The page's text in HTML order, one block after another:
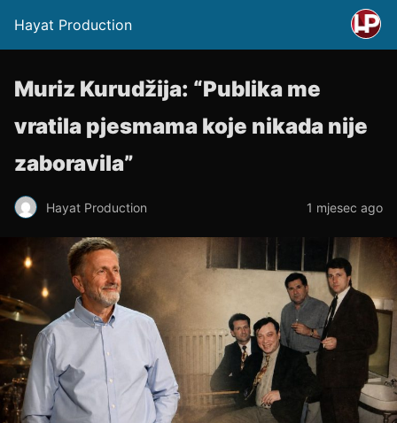
Hayat Production
Muriz Kurudžija: “Publika me
vratila pjesmama koje nikada nije
zaboravila”
Hayat Production 1 mjesec ago